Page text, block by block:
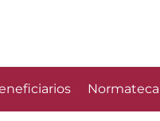
Normateca